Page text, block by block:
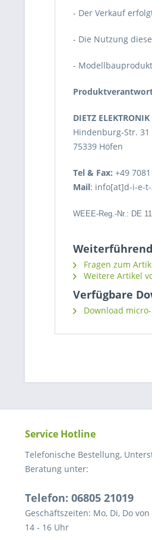
- Der Verkauf
- Die Nutzung
-
DIETZ ELEKTRONIK
Hindenburg-Str. 31
75339 Höfen
Tel & Fax: +49
Mail: info[at]d-i-e-
WEEE-Reg.-Nr.: DE
Fragen zum
Weitere Artikel
Verfügbare
Download
Service Hotline
Telefonische Bestellung,
Beratung unter:
Telefon: 06805 21019
Geschäftszeiten: Mo, Di, Do
14 - 16 Uhr